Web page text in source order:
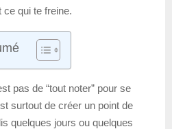
qui te freine.
pas de “tout noter” pour se
surtout de créer un point de
quelques jours ou quelques